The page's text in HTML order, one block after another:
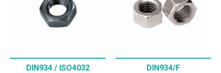
DIN934 / ISO4032
DIN934/F